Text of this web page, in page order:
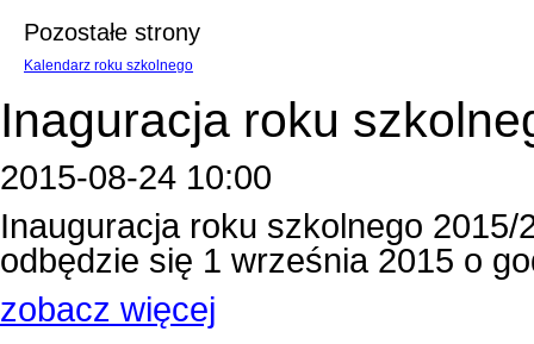
Pozostałe strony
Kalendarz roku szkolnego
Inaguracja roku
2015-08-24 10:00
Inauguracja roku szkolnego
odbędzie się 1 września 2015 o
zobacz więcej